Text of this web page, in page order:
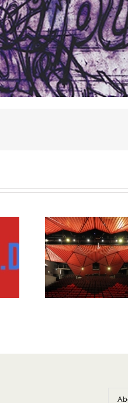
au
Le Rocher de
centre
région